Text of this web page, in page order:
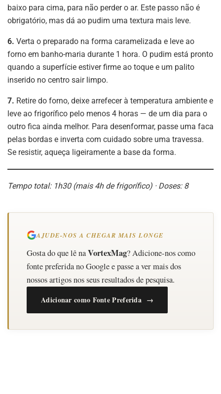
baixo para cima, para não perder o ar. Este passo não é
obrigatório, mas dá ao pudim uma textura mais leve.
6. Verta o preparado na forma caramelizada e leve ao
forno em banho-maria durante 1 hora. O pudim está pronto
quando a superfície estiver firme ao toque e um palito
inserido no centro sair limpo.
7. Retire do forno, deixe arrefecer à temperatura ambiente e
leve ao frigorífico pelo menos 4 horas — de um dia para o
outro fica ainda melhor. Para desenformar, passe uma faca
pelas bordas e inverta com cuidado sobre uma travessa.
Se resistir, aqueça ligeiramente a base da forma.
Tempo total: 1h30 (mais 4h de frigorífico) · Doses: 8
AJUDE-NOS A CHEGAR MAIS LONGE
Gosta do que lê naVortexMag? Adicione-nos como
fonte preferida no Google e passe a ver mais dos
nossos artigos nos seus resultados de pesquisa.
Adicionar como Fonte Preferida →